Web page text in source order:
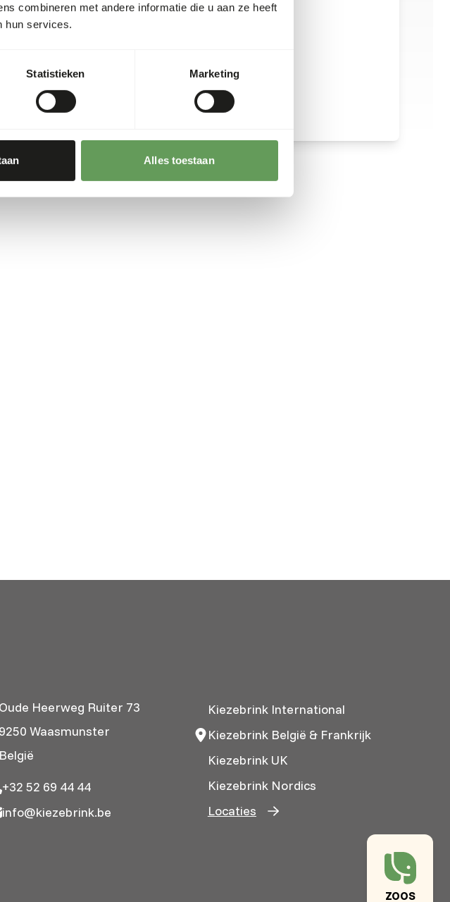
combineren met andere informatie die u aan ze heeft
hun services.
Statistieken Marketing
Alles toestaan
ZOOS
Heerweg Ruiter 73
9250 Waasmunster
België
+32 52 69 44 44
info@kiezebrink.be
Kiezebrink International
Kiezebrink België & Frankrijk
Kiezebrink UK
Kiezebrink Nordics
Locaties